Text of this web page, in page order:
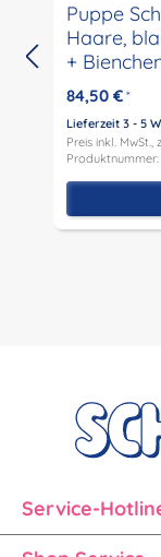
Puppe
Haare,
+
84,50 € *
Lieferzeit 3 - 5
Preis inkl. MwSt.,
Service-